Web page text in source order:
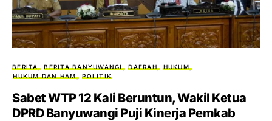
BERITA BERITA BANYUWANGI DAERAH
HUKUM
HUKUM DAN HAM
POLITIK
Sabet WTP 12 Kali Beruntun, Wakil Ketua
DPRD Banyuwangi Puji Kinerja Pemkab